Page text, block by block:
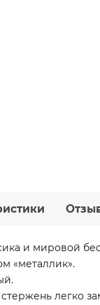
и мировой
«металлик».
легко